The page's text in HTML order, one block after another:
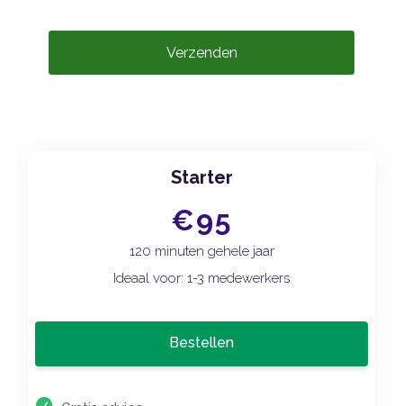
Verzenden
Starter
€95
120 minuten gehele jaar
Ideaal voor: 1-3 medewerkers
Bestellen